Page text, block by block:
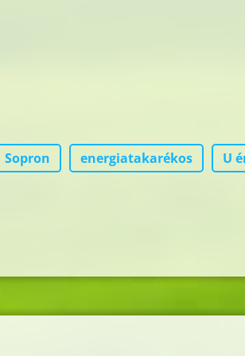
Sopron energiatakarékos U